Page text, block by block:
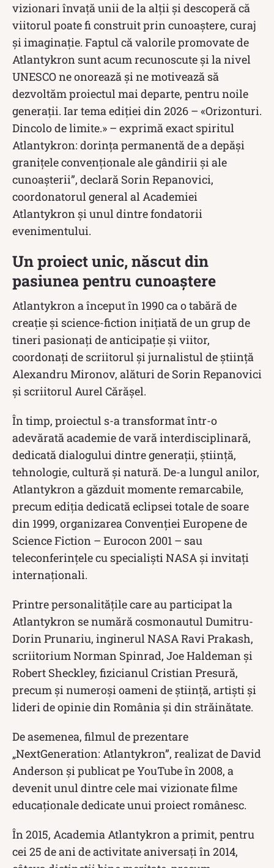
vizionari învață unii de la alții și descoperă că
viitorul poate fi construit prin cunoaștere, curaj
și imaginație. Faptul că valorile promovate de
Atlantykron sunt acum recunoscute și la nivel
UNESCO ne onorează și ne motivează să
dezvoltăm proiectul mai departe, pentru noile
generații. Iar tema ediției din 2026 – «Orizonturi.
Dincolo de limite.» – exprimă exact spiritul
Atlantykron: dorința permanentă de a depăși
granițele convenționale ale gândirii și ale
cunoașterii”, declară Sorin Repanovici,
coordonatorul general al Academiei
Atlantykron și unul dintre fondatorii
evenimentului.
Un proiect unic, născut din
pasiunea pentru cunoaștere
Atlantykron a început în 1990 ca o tabără de
creație și science-fiction inițiată de un grup de
tineri pasionați de anticipație și viitor,
coordonați de scriitorul și jurnalistul de știință
Alexandru Mironov, alături de Sorin Repanovici
și scriitorul Aurel Cărășel.
În timp, proiectul s-a transformat într-o
adevărată academie de vară interdisciplinară,
dedicată dialogului dintre generații, știință,
tehnologie, cultură și natură. De-a lungul anilor,
Atlantykron a găzduit momente remarcabile,
precum ediția dedicată eclipsei totale de soare
din 1999, organizarea Convenției Europene de
Science Fiction – Eurocon 2001 – sau
teleconferințele cu specialiști NASA și invitați
internaționali.
Printre personalitățile care au participat la
Atlantykron se numără cosmonautul Dumitru-
Dorin Prunariu, inginerul NASA Ravi Prakash,
scriitorium Norman Spinrad, Joe Haldeman și
Robert Sheckley, fizicianul Cristian Presură,
precum și numeroși oameni de știință, artiști și
lideri de opinie din România și din străinătate.
De asemenea, filmul de prezentare
„NextGeneration: Atlantykron”, realizat de David
Anderson și publicat pe YouTube în 2008, a
devenit unul dintre cele mai vizionate filme
educaționale dedicate unui proiect românesc.
În 2015, Academia Atlantykron a primit, pentru
cei 25 de ani de activitate aniversați în 2014,